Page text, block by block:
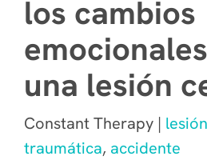
los cambios
una lesión
Constant Therapy |
traumática, accidente